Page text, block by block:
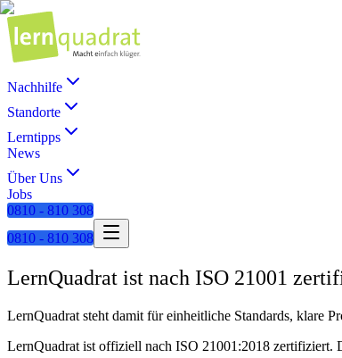
Nachhilfe
Standorte
Lerntipps
News
Über Uns
Jobs
0810 - 810 308
0810 - 810 308
LernQuadrat ist nach ISO 21001
LernQuadrat steht damit für einheitliche Standards, klare
LernQuadrat ist offiziell nach ISO 21001:2018 zertifiziert.